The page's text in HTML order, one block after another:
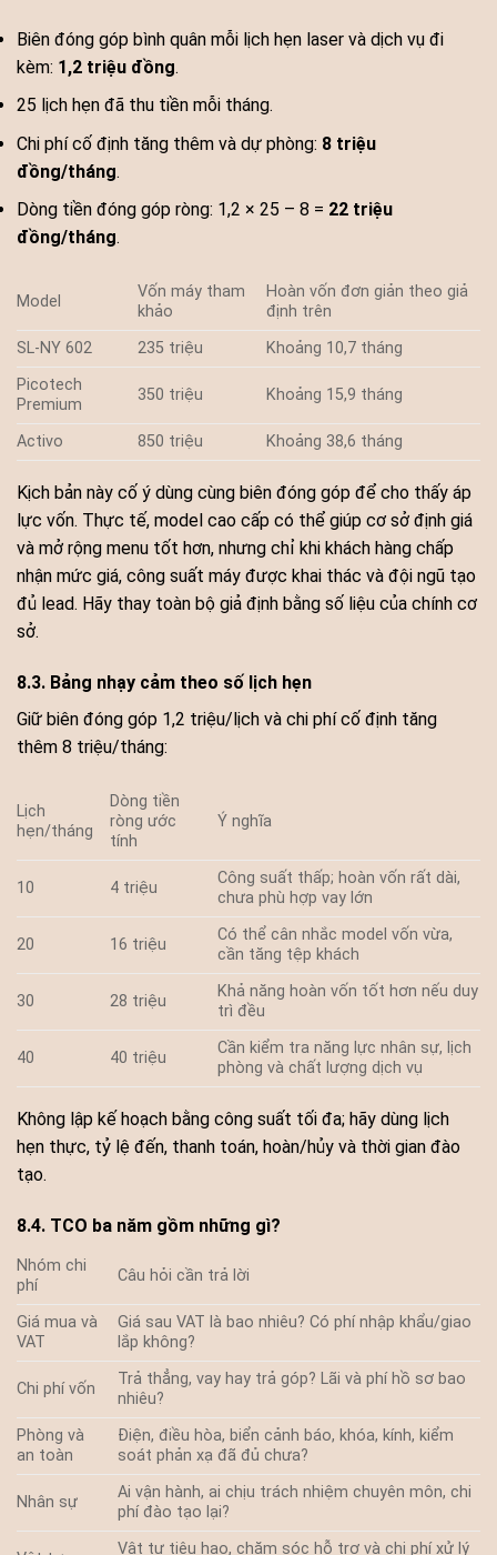
Biên đóng góp bình quân mỗi lịch hẹn laser và dịch vụ đi
kèm: 1,2 triệu đồng.
25 lịch hẹn đã thu tiền mỗi tháng.
Chi phí cố định tăng thêm và dự phòng: 8 triệu
đồng/tháng.
Dòng tiền đóng góp ròng: 1,2 × 25 – 8 = 22 triệu
đồng/tháng.
Model
Vốn máy tham
khảo
Hoàn vốn đơn giản theo giả
định trên
SL-NY 602
235 triệu
Khoảng 10,7 tháng
Picotech
Premium
350 triệu Khoảng 15,9 tháng
Activo 850 triệu Khoảng 38,6 tháng
Kịch bản này cố ý dùng cùng biên đóng góp để cho thấy áp
lực vốn. Thực tế, model cao cấp có thể giúp cơ sở định giá
và mở rộng menu tốt hơn, nhưng chỉ khi khách hàng chấp
nhận mức giá, công suất máy được khai thác và đội ngũ tạo
đủ lead. Hãy thay toàn bộ giả định bằng số liệu của chính cơ
sở.
8.3. Bảng nhạy cảm theo số lịch hẹn
Giữ biên đóng góp 1,2 triệu/lịch và chi phí cố định tăng
thêm 8 triệu/tháng:
Lịch
hẹn/tháng
Dòng tiền
ròng ước
tính
Ý nghĩa
10 4 triệu
Công suất thấp; hoàn vốn rất dài,
chưa phù hợp vay lớn
20 16 triệu
Có thể cân nhắc model vốn vừa,
cần tăng tệp khách
30 28 triệu
Khả năng hoàn vốn tốt hơn nếu duy
trì đều
40 40 triệu
Cần kiểm tra năng lực nhân sự, lịch
phòng và chất lượng dịch vụ
Không lập kế hoạch bằng công suất tối đa; hãy dùng lịch
hẹn thực, tỷ lệ đến, thanh toán, hoàn/hủy và thời gian đào
tạo.
8.4. TCO ba năm gồm những gì?
Nhóm chi
phí
Câu hỏi cần trả lời
Giá mua và
VAT
Giá sau VAT là bao nhiêu? Có phí nhập khẩu/giao
lắp không?
Chi phí vốn
Trả thẳng, vay hay trả góp? Lãi và phí hồ sơ bao
nhiêu?
Phòng và
an toàn
Điện, điều hòa, biển cảnh báo, khóa, kính, kiểm
soát phản xạ đã đủ chưa?
Nhân sự
Ai vận hành, ai chịu trách nhiệm chuyên môn, chi
phí đào tạo lại?
Vật tư tiêu hao, chăm sóc hỗ trợ và chi phí xử lý